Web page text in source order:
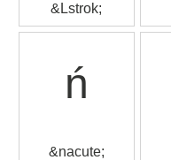
&Lstrok;
ń
&nacute;